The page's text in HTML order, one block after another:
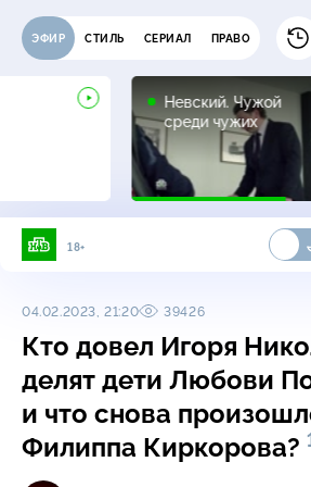
ЭФИР СТИЛЬ СЕРИАЛ ПРАВО
Невский. Чужой
среди чужих
18+
04.02.2023, 21:20 39426
Кто довел Игоря
делят дети Любови
и что снова
Филиппа Киркорова?